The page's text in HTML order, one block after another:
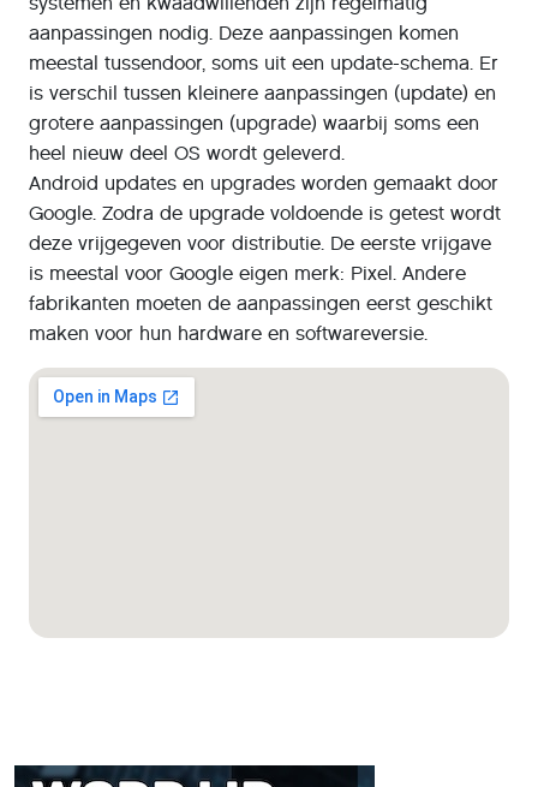
aanpassingen nodig. Deze aanpassingen komen
meestal tussendoor, soms uit een update-schema. Er
is verschil tussen kleinere aanpassingen (update) en
grotere aanpassingen (upgrade) waarbij soms een
heel nieuw deel OS wordt geleverd.
Android updates en upgrades worden gemaakt door
Google. Zodra de upgrade voldoende is getest wordt
deze vrijgegeven voor distributie. De eerste vrijgave
is meestal voor Google eigen merk: Pixel. Andere
fabrikanten moeten de aanpassingen eerst geschikt
maken voor hun hardware en softwareversie.